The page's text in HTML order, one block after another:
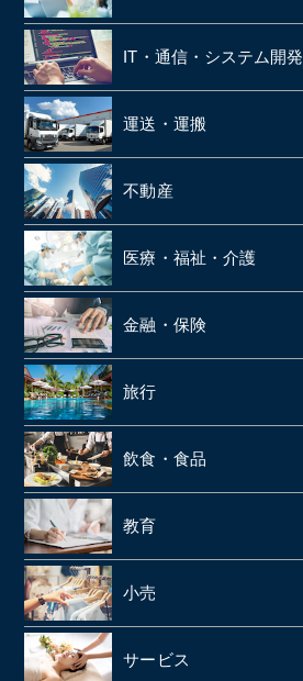
建設・土木
空調設備工事
仮設足場工事・足場施工
施工管理
建材・住宅設備機器の卸
解体工事
鉄骨工事
内装・外装工事
消防設備点検・工事
建築資材卸
人材派遣
SES
シェアードサービス
技術者派遣
IT・通信・システム開発
IT
システム開発
ネット通販・EC
ゲーム
web広告
SaaS事業
web制作
データセンター
運送・運搬
運送・物流
タクシー
倉庫
バス
引越
不動産
マンション管理
ビルメンテナンス
不動産テック
リフォーム
家賃保証・賃貸管理
不動産管理
医療・福祉・介護
調剤薬局
介護事業
施設介護・老人ホーム
訪問介護・デイサービス
医療機器卸・商社
製薬
SMO
CRO
金融・保険
リース・レンタル
保険代理店
ファンド
旅行
ホテル・旅館
旅行会社・旅行代理店
飲食・食品
飲食店
給食業・給食サービス
宅配弁当
食品メーカー・食品加工・食品工場
教育
学習塾
小売
アパレルメーカー・アパレル
サービス